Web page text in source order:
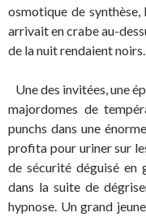
osmotique de synthèse,
arrivait en crabe au-
de la nuit rendaient noirs.
Une des invitées, une
majordomes de
punchs dans une
profita pour uriner sur
de sécurité déguisé en
dans la suite de
hypnose. Un grand